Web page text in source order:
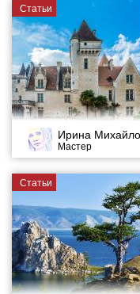
Статьи
Ирина
Мастер
Статьи